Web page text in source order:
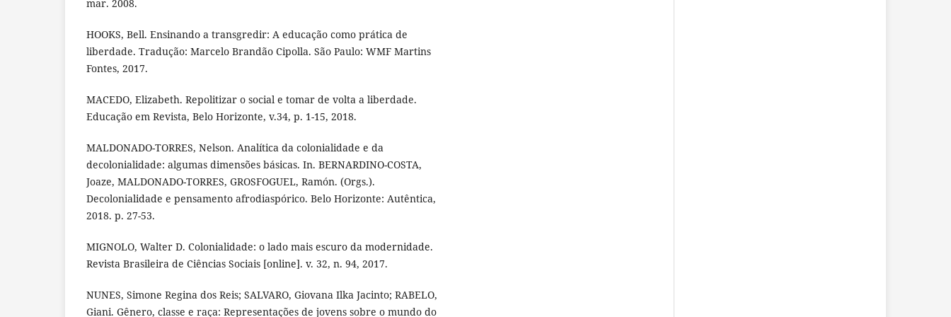
mar. 2008.
HOOKS, Bell. Ensinando a transgredir: A educação como prática de
liberdade. Tradução: Marcelo Brandão Cipolla. São Paulo: WMF Martins
Fontes, 2017.
MACEDO, Elizabeth. Repolitizar o social e tomar de volta a liberdade.
Educação em Revista, Belo Horizonte, v.34, p. 1-15, 2018.
MALDONADO-TORRES, Nelson. Analítica da colonialidade e da
decolonialidade: algumas dimensões básicas. In. BERNARDINO-COSTA,
Joaze, MALDONADO-TORRES, GROSFOGUEL, Ramón. (Orgs.).
Decolonialidade e pensamento afrodiaspórico. Belo Horizonte: Autêntica,
2018. p. 27-53.
MIGNOLO, Walter D. Colonialidade: o lado mais escuro da modernidade.
Revista Brasileira de Ciências Sociais [online]. v. 32, n. 94, 2017.
NUNES, Simone Regina dos Reis; SALVARO, Giovana Ilka Jacinto; RABELO,
Giani. Gênero, classe e raça: Representações de jovens sobre o mundo do